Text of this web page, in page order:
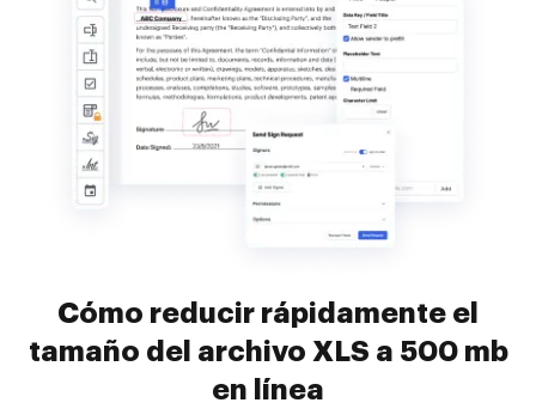
Cómo reducir rápidamente el
tamaño del archivo XLS a 500 mb
en línea